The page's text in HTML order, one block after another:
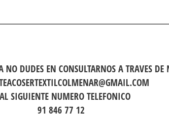
NO DUDES EN CONSULTARNOS A TRAVES DE
SIGUIENTE NUMERO TELEFONICO
91 846 77 12